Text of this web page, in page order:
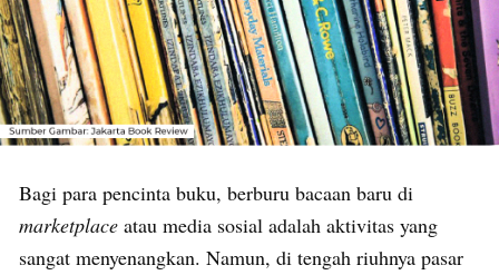
Bagi para pencinta buku, berburu bacaan baru di
marketplace atau media sosial adalah aktivitas yang
sangat menyenangkan. Namun, di tengah riuhnya pasar